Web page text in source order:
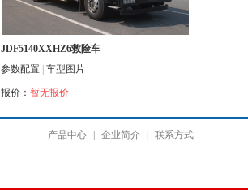
JDF5140XXHZ6救险车
参数配置 车型图片
报价： 暂无报价
产品中心 企业简介 联系方式